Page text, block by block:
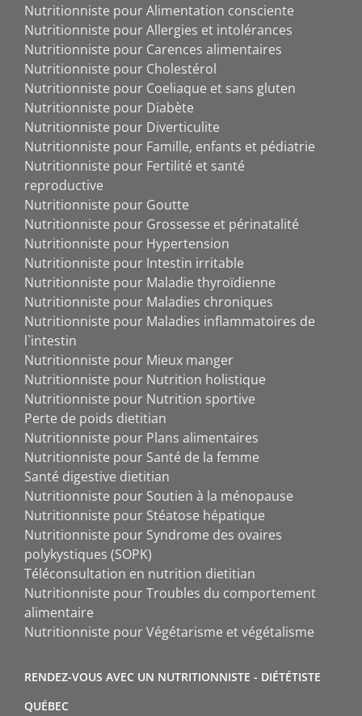
Nutritionniste pour Alimentation consciente
Nutritionniste pour Allergies et intolérances
Nutritionniste pour Carences alimentaires
Nutritionniste pour Cholestérol
Nutritionniste pour Coeliaque et sans gluten
Nutritionniste pour Diabète
Nutritionniste pour Diverticulite
Nutritionniste pour Famille, enfants et pédiatrie
Nutritionniste pour Fertilité et santé
reproductive
Nutritionniste pour Goutte
Nutritionniste pour Grossesse et périnatalité
Nutritionniste pour Hypertension
Nutritionniste pour Intestin irritable
Nutritionniste pour Maladie thyroïdienne
Nutritionniste pour Maladies chroniques
Nutritionniste pour Maladies inflammatoires de
l`intestin
Nutritionniste pour Mieux manger
Nutritionniste pour Nutrition holistique
Nutritionniste pour Nutrition sportive
Perte de poids dietitian
Nutritionniste pour Plans alimentaires
Nutritionniste pour Santé de la femme
Santé digestive dietitian
Nutritionniste pour Soutien à la ménopause
Nutritionniste pour Stéatose hépatique
Nutritionniste pour Syndrome des ovaires
polykystiques (SOPK)
Téléconsultation en nutrition dietitian
Nutritionniste pour Troubles du comportement
alimentaire
Nutritionniste pour Végétarisme et végétalisme
RENDEZ-VOUS AVEC UN NUTRITIONNISTE - DIÉTÉTISTE
QUÉBEC